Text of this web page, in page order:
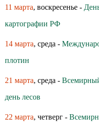
11 марта, воскресенье -
картографии РФ
14 марта, среда -
плотин
21 марта, среда -
день лесов
22 марта, четверг -